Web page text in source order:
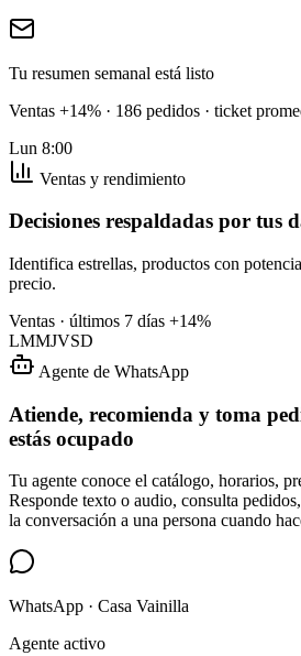
Tu resumen semanal está listo
Ventas +14% · 186 pedidos · ticket
Lun 8:00
Ventas y rendimiento
Decisiones respaldadas por tus
Identifica estrellas, productos con
precio.
Ventas · últimos 7 días +14%
LMMJVSD
Agente de WhatsApp
Atiende, recomienda y toma
estás ocupado
Tu agente conoce el catálogo, horarios,
Responde texto o audio, consulta
la conversación a una persona cuando
WhatsApp · Casa Vainilla
Agente activo